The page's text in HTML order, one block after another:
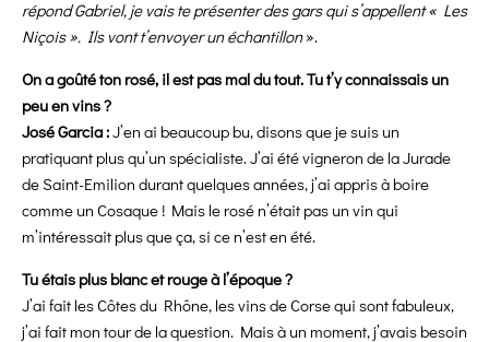
répond Gabriel, je vais te présenter des gars qui s’appellent « Les
Niçois ». Ils vont t’envoyer un échantillon».
On a goûté ton rosé, il est pas mal du tout. Tu t’y connaissais un
peu en vins ?
José Garcia :J’en ai beaucoup bu, disons que je suis un
pratiquant plus qu’un spécialiste. J’ai été vigneron de la Jurade
de Saint-Emilion durant quelques années, j’ai appris à boire
comme un Cosaque ! Mais le rosé n’était pas un vin qui
m’intéressait plus que ça, si ce n’est en été.
Tu étais plus blanc et rouge à l’époque ?
J’ai fait les Côtes du Rhône, les vins de Corse qui sont fabuleux,
j’ai fait mon tour de la question. Mais à un moment, j’avais besoin